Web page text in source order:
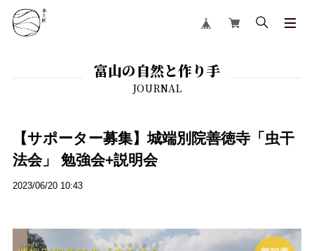
富山の自然と作り手
【サポーター募集】城端別院善徳寺「虫干
法会」 勉強会+説明会
2023/06/20 10:43